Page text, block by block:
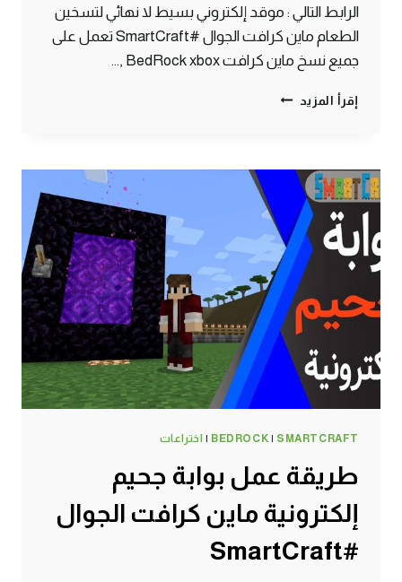
الرابط التالي : موقد إلكتروني بسيط لا نهائي لتسخين
الطعام ماين كرافت الجوال #SmartCraft تعمل على
جميع نسخ ماين كرافت BedRock xbox ,…
إقرأ المزيد موقد
نهائي
لتسخين
الطعام
ماين
كرافت
الجوال
#SMARTCRAFT
BEDROCK | SMARTCRAFT
| اختراعات
طريقة عمل بوابة جحيم
إلكترونية ماين كرافت الجوال
#SmartCraft